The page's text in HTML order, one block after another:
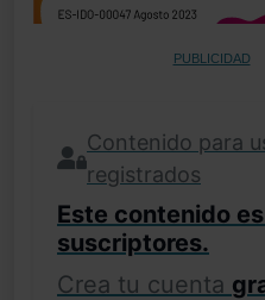
PUBLICIDAD
Contenido para
registrados
Este contenido
suscriptores.
Crea tu cuenta